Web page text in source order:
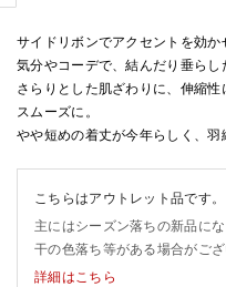
サイドリボンでアクセントを効か
気分やコーデで、結んだり垂らし
さらりとした肌ざわりに、伸縮
スムーズに。
やや短めの着丈が今年らしく、羽
こちらはアウトレット品です。
主にはシーズン落ちの新品に
干の色落ち等がある場合がご
詳細はこちら